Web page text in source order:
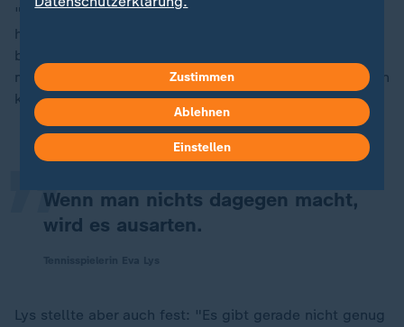
"Wenn man die Kommentare löscht, kommt man nicht
hinterher", berichtete Lys. Den Austausch mit der WTA
bezeichnete die Deutsche als gut. "Es gibt Gespräche
mit Vorschlägen, wie man die Bedrohungen eindämmen
kann."
Wenn man nichts dagegen macht,
wird es ausarten.
„
Lys stellte aber auch fest: "Es gibt gerade nicht genug
Zustimmen
Ablehnen
Einstellen